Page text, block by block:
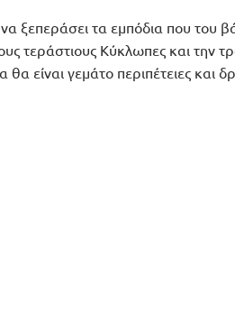
τα εμπόδια που του
τεράστιους Κύκλωπες και την
είναι γεμάτο περιπέτειες και